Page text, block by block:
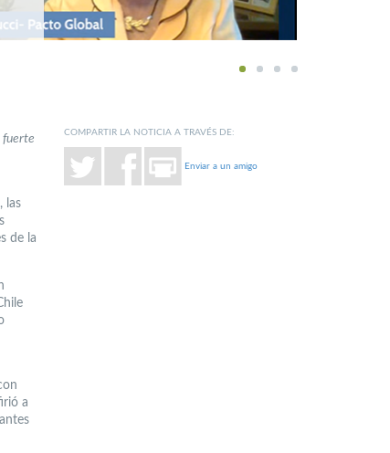
1 2 3 4
fuerte
las
de la
a
COMPARTIR LA NOTICIA A TRAVÉS DE:
Enviar a un amigo